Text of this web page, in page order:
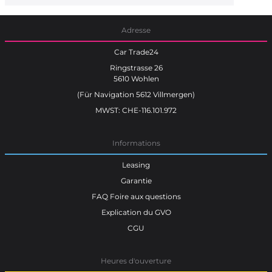
Adresse
Car Trade24
Ringstrasse 26
5610 Wohlen
(Für Navigation 5612 Villmergen)
MWST: CHE-116.101.972
Informations
Leasing
Garantie
FAQ Foire aux questions
Explication du GVO
CGU
Heures d'ouverture